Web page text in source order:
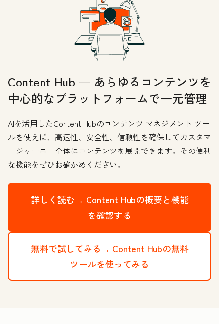
Content Hub — あらゆるコンテンツを
中心的なプラットフォームで一元管理
AIを活用したContent Hubのコンテンツ マネジメント ツー
ルを使えば、高速性、安全性、信頼性を確保してカスタマ
ージャーニー全体にコンテンツを展開できます。その便利
な機能をぜひお確かめください。
詳しく読む→ Content Hubの概要と機能
を確認する
無料で試してみる→ Content Hubの無料
ツールを使ってみる